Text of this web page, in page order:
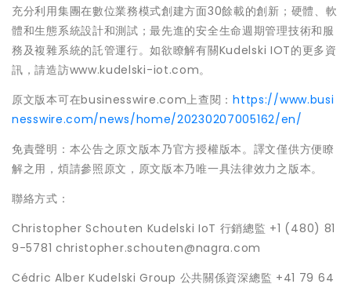
充分利用集團在數位業務模式創建方面30餘載的創新；硬體、軟
體和生態系統設計和測試；最先進的安全生命週期管理技術和服
務及複雜系統的託管運行。如欲瞭解有關Kudelski IOT的更多資
訊，請造訪www.kudelski-iot.com。
原文版本可在businesswire.com上查閱：https://www.busi
nesswire.com/news/home/20230207005162/en/
免責聲明：本公告之原文版本乃官方授權版本。譯文僅供方便瞭
解之用，煩請參照原文，原文版本乃唯一具法律效力之版本。
聯絡方式：
Christopher Schouten Kudelski IoT 行銷總監 +1 (480) 81
9-5781 christopher.schouten@nagra.com
Cédric Alber Kudelski Group 公共關係資深總監 +41 79 64